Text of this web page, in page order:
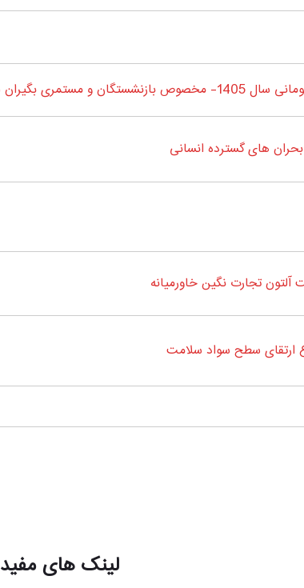
های گسترده انسانی
تجارت نگین خاورمیانه
ارتقای سطح سواد سلامت
لینک های مفید